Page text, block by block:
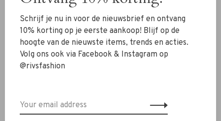
Jewelry
Accessoires
SALE
Contact Information
Schrijf je nu in voor de nieuwsbrief en ontvang
10% korting op je eerste aankoop! Blijf op de
hoogte van de nieuwste items, trends en acties.
Volg ons ook via Facebook & Instagram op
@rivsfashion